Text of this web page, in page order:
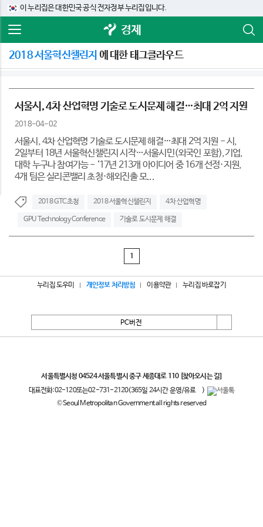
이 누리집은 대한민국 공식 전자정부 누리집입니다.
경제
2018 서울혁신챌린지 에 대한 태그클라우드
서울시, 4차 산업혁명 기술로 도시문제 해결…최대 2억 지원
2018-04-02
서울시, 4차 산업혁명 기술로 도시문제 해결…최대 2억 지원 - 시,
2일부터 18년 서울혁신챌린지 시작…서울시민(외국인 포함),기업,
대학 누구나 참여가능 - ‘17년 213개 아이디어 중 16개 선정·지원,
4개 팀은 실리콘밸리 초청·해외진출 모...
2018 GTC초청 2018 서울혁신챌린지 4차 산업혁명
GPU Technology Conference 기술로 도시문제 해결
1
누리집 도우미 개인정보 처리방침 이용약관 누리집 바로잡기
PC버전
서울특별시청 04524 서울특별시 중구 세종대로 110 [찾아오시는 길]
대표전화:02-120또는02-731-2120(365일 24시간 운영/유료
)
© Seoul Metropolitan Government all rights reserved